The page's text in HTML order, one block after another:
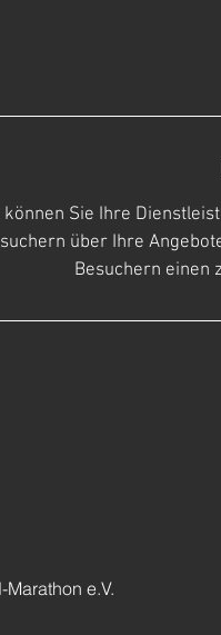
können Sie Ihre
über Ihre
Besuchern einen
e.V.